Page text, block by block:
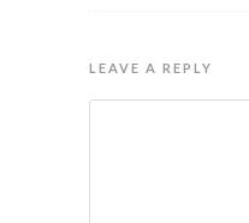
LEAVE A REPLY